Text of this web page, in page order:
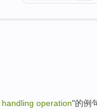
operation"的例